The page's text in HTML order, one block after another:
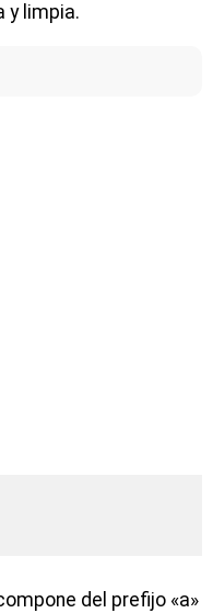
y limpia.
del prefijo «a»